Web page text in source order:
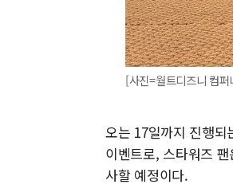
[사진=월트디즈니 컴
오는 17일까지 진행
이벤트로, 스타워즈
사할 예정이다.